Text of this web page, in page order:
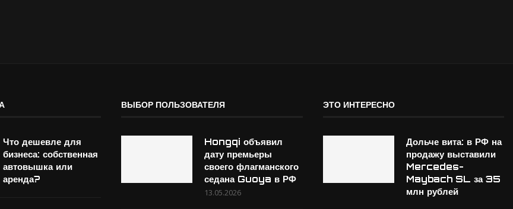
Что дешевле для
бизнеса: собственная
автовышка или
аренда?
ВЫБОР ПОЛЬЗОВАТЕЛЯ
Hongqi объявил
дату премьеры
своего флагманского
седана Guoya в РФ
13.05.2026
ЭТО ИНТЕРЕСНО
Дольче вита: в РФ на
продажу выставили
Mercedes-
Maybach SL за 35
млн рублей